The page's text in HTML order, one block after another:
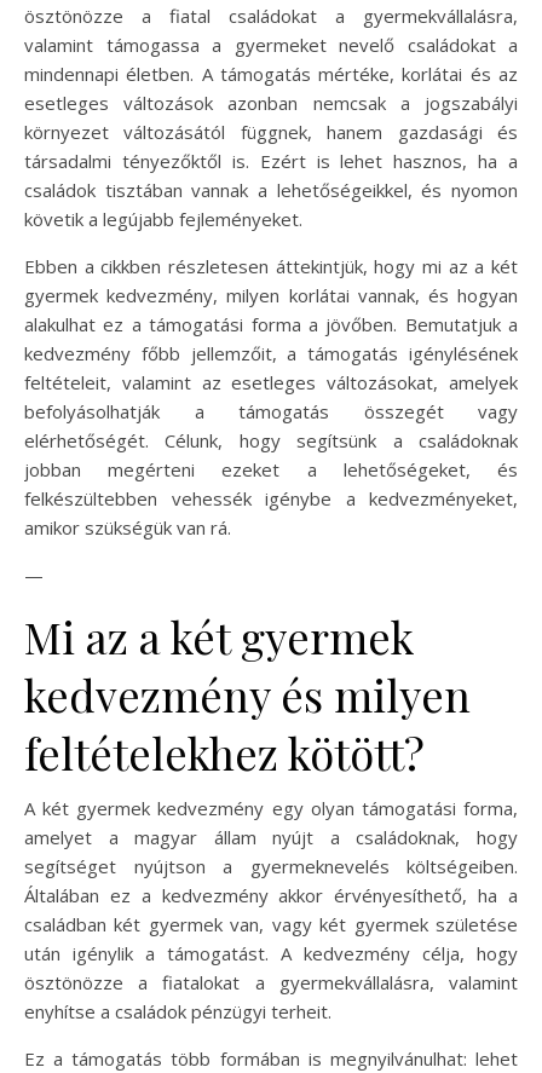
ösztönözze a fiatal családokat a gyermekvállalásra,
valamint támogassa a gyermeket nevelő családokat a
mindennapi életben. A támogatás mértéke, korlátai és az
esetleges változások azonban nemcsak a jogszabályi
környezet változásától függnek, hanem gazdasági és
társadalmi tényezőktől is. Ezért is lehet hasznos, ha a
családok tisztában vannak a lehetőségeikkel, és nyomon
követik a legújabb fejleményeket.
Ebben a cikkben részletesen áttekintjük, hogy mi az a két
gyermek kedvezmény, milyen korlátai vannak, és hogyan
alakulhat ez a támogatási forma a jövőben. Bemutatjuk a
kedvezmény főbb jellemzőit, a támogatás igénylésének
feltételeit, valamint az esetleges változásokat, amelyek
befolyásolhatják a támogatás összegét vagy
elérhetőségét. Célunk, hogy segítsünk a családoknak
jobban megérteni ezeket a lehetőségeket, és
felkészültebben vehessék igénybe a kedvezményeket,
amikor szükségük van rá.
—
Mi az a két gyermek
kedvezmény és milyen
feltételekhez kötött?
A két gyermek kedvezmény egy olyan támogatási forma,
amelyet a magyar állam nyújt a családoknak, hogy
segítséget nyújtson a gyermeknevelés költségeiben.
Általában ez a kedvezmény akkor érvényesíthető, ha a
családban két gyermek van, vagy két gyermek születése
után igénylik a támogatást. A kedvezmény célja, hogy
ösztönözze a fiatalokat a gyermekvállalásra, valamint
enyhítse a családok pénzügyi terheit.
Ez a támogatás több formában is megnyilvánulhat: lehet